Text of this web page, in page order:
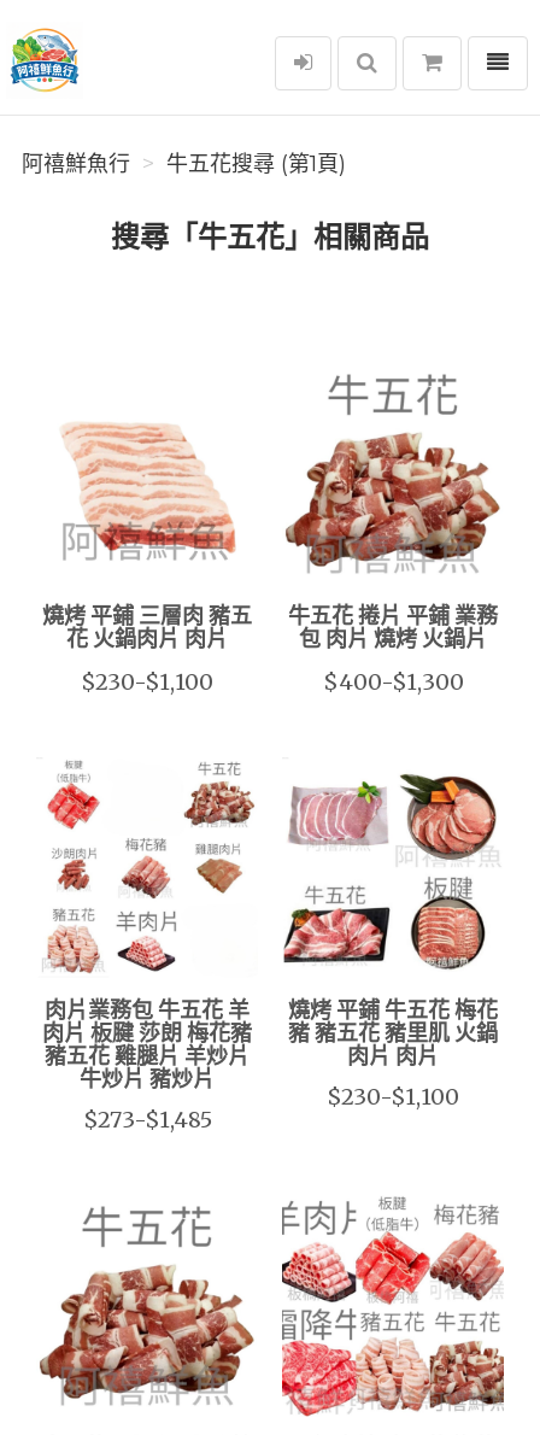
阿禧鮮魚行
選單
阿禧鮮魚行 牛五花搜尋 (第1頁)
搜尋「牛五花」相關商品
燒烤 平鋪 三層肉 豬五
花 火鍋肉片 肉片
$230-$1,100
牛五花 捲片 平鋪 業務
包 肉片 燒烤 火鍋片
$400-$1,300
肉片業務包 牛五花 羊
肉片 板腱 莎朗 梅花豬
豬五花 雞腿片 羊炒片
牛炒片 豬炒片
$273-$1,485
燒烤 平鋪 牛五花 梅花
豬 豬五花 豬里肌 火鍋
肉片 肉片
$230-$1,100